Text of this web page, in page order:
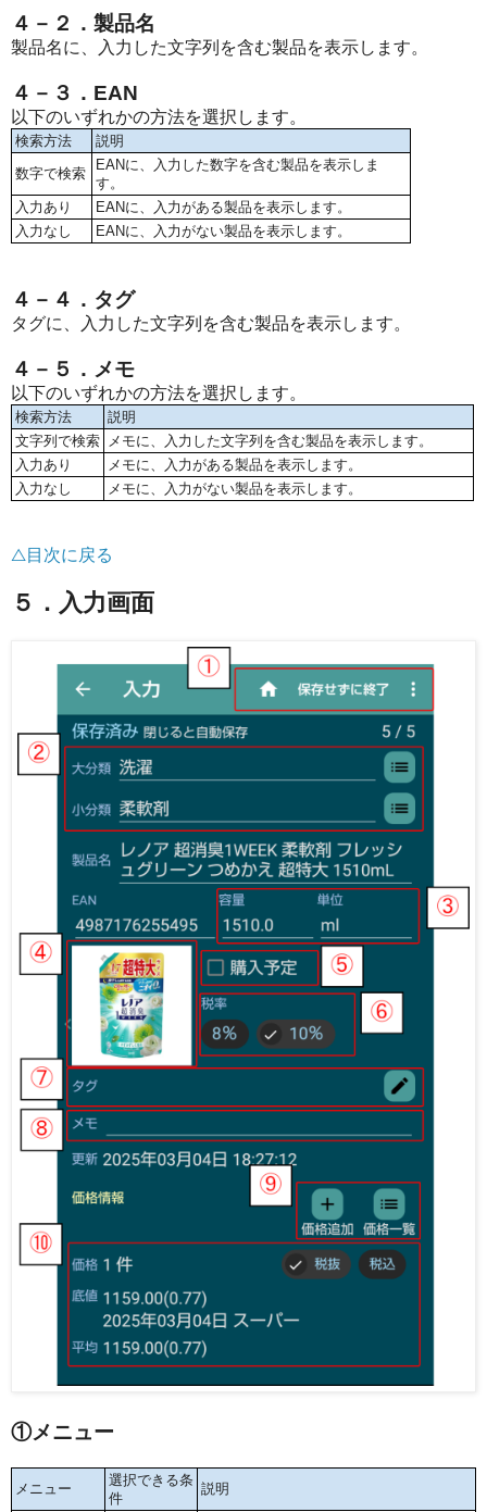
４－２．製品名
製品名に、入力した文字列を含む製品を表示します。
４－３．EAN
以下のいずれかの方法を選択します。
検索方法
説明
数字で検索
EANに、入力した数字を含む製品を表示しま
す。
入力あり
EANに、入力がある製品を表示します。
入力なし
EANに、入力がない製品を表示します。
４－４．タグ
タグに、入力した文字列を含む製品を表示します。
４－５．メモ
以下のいずれかの方法を選択します。
検索方法
説明
文字列で検索
メモに、入力した文字列を含む製品を表示します。
入力あり
メモに、入力がある製品を表示します。
入力なし
メモに、入力がない製品を表示します。
△目次に戻る
５．入力画面
①メニュー
メニュー
選択できる条
件
説明